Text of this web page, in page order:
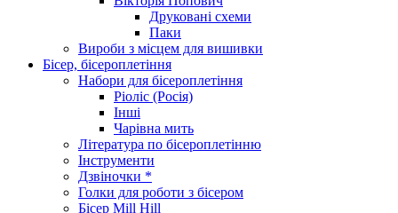
Друковані схеми
Паки
Вироби з місцем для вишивки
Бісер, бісероплетіння
Набори для бісероплетіння
Ріоліс (Росія)
Інші
Чарівна мить
Література по бісероплетінню
Інструменти
Дзвіночки *
Голки для роботи з бісером
Бісер Mill Hill